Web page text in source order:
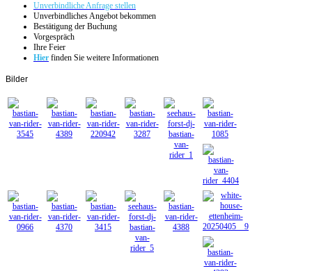
Unverbindliche Anfrage stellen
Unverbindliches Angebot bekommen
Bestätigung der Buchung
Vorgespräch
Ihre Feier
Hier finden Sie weitere Informationen
Bilder